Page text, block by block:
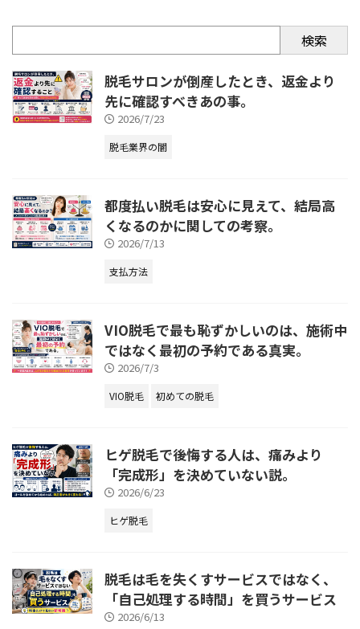
検索
脱毛サロンが倒産したとき、返金より
先に確認すべきあの事。
2026/7/23
脱毛業界の闇
都度払い脱毛は安心に見えて、結局高
くなるのかに関しての考察。
2026/7/13
支払方法
VIO脱毛で最も恥ずかしいのは、施術中
ではなく最初の予約である真実。
2026/7/3
VIO脱毛 初めての脱毛
ヒゲ脱毛で後悔する人は、痛みより
「完成形」を決めていない説。
2026/6/23
ヒゲ脱毛
脱毛は毛を失くすサービスではなく、
「自己処理する時間」を買うサービス
2026/6/13